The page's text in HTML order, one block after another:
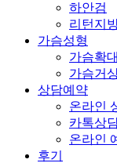
하안검
리턴지
가슴성형
가슴확대
가슴거
상담예약
온라인
카톡상
온라인
후기